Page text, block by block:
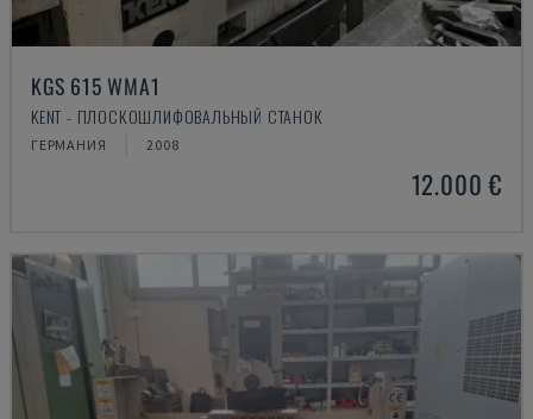
KGS 615 WMA1
KENT - ПЛОСКОШЛИФОВАЛЬНЫЙ СТАНОК
ГЕРМАНИЯ 2008
12.000 €